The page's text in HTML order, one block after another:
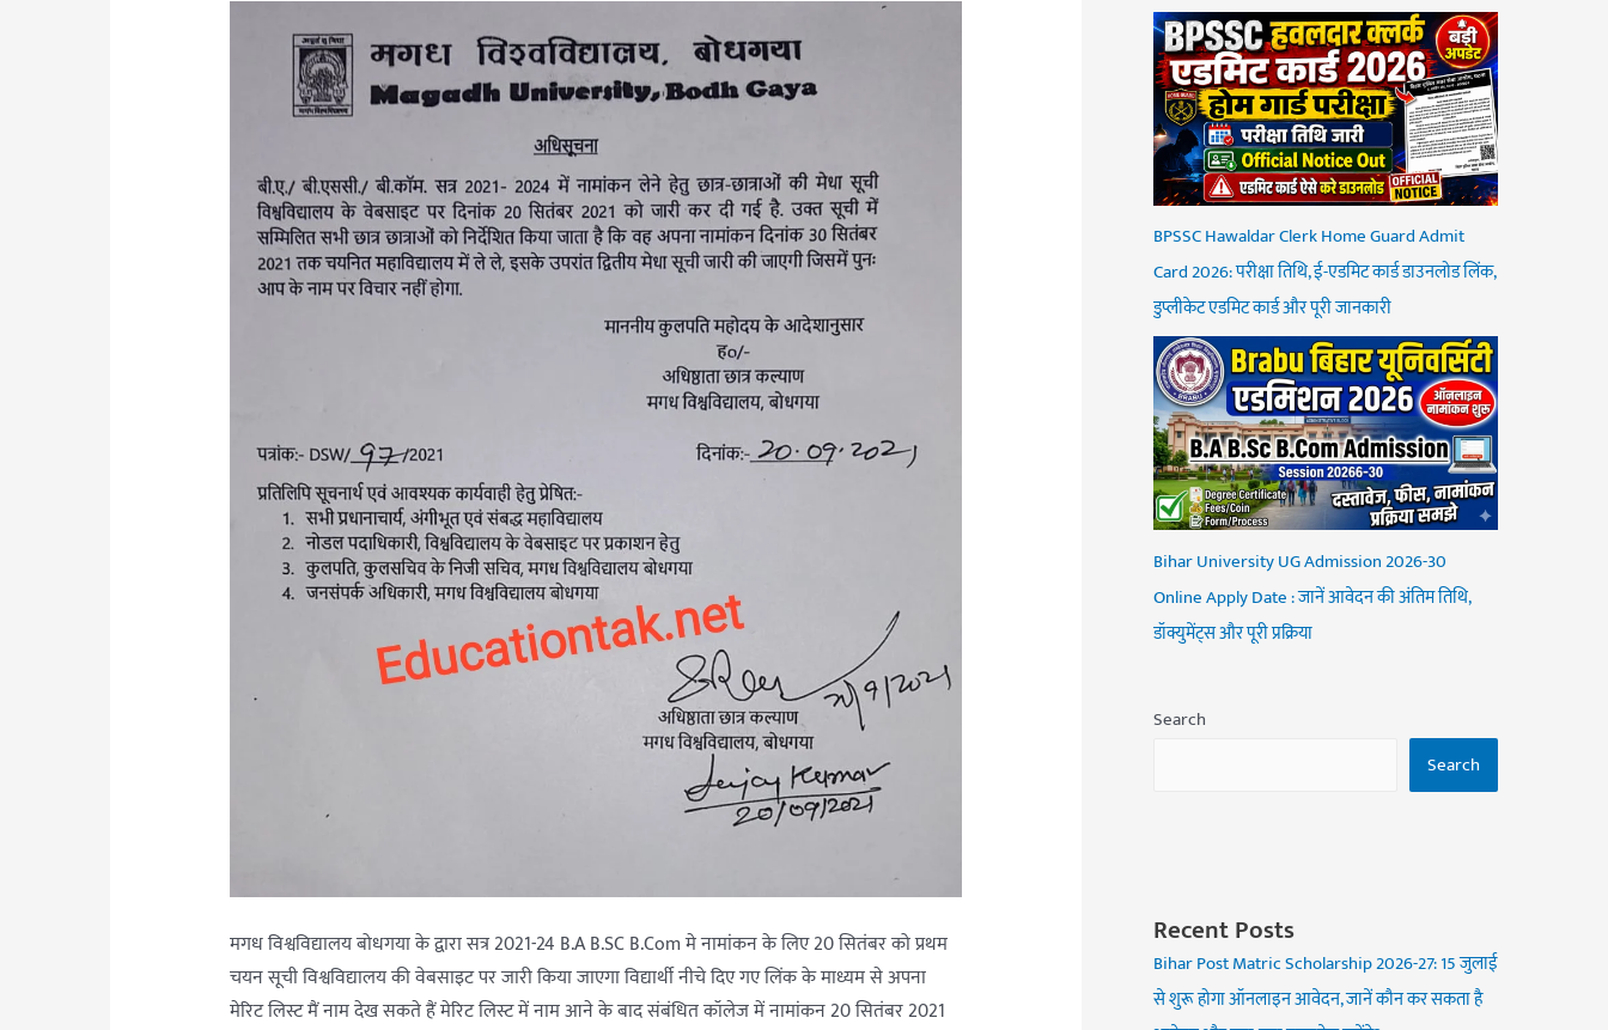
मगध विश्वविद्यालय बोधगया के द्वारा सत्र 2021-24 B.A B.SC B.Com मे नामांकन के लिए 20 सितंबर को प्रथम
चयन सूची विश्वविद्यालय की वेबसाइट पर जारी किया जाएगा विद्यार्थी नीचे दिए गए लिंक के माध्यम से अपना
मेरिट लिस्ट मैं नाम देख सकते हैं मेरिट लिस्ट में नाम आने के बाद संबंधित कॉलेज में नामांकन 20 सितंबर 2021
BPSSC Hawaldar Clerk Home Guard Admit
Card 2026: परीक्षा तिथि, ई-एडमिट कार्ड डाउनलोड लिंक,
डुप्लीकेट एडमिट कार्ड और पूरी जानकारी
Bihar University UG Admission 2026-30
Online Apply Date : जानें आवेदन की अंतिम तिथि,
डॉक्युमेंट्स और पूरी प्रक्रिया
Search
Search
Recent Posts
Bihar Post Matric Scholarship 2026-27: 15 जुलाई
से शुरू होगा ऑनलाइन आवेदन, जानें कौन कर सकता है